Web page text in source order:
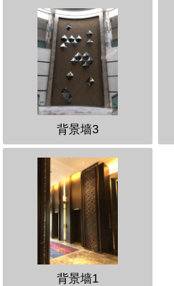
背景墙3
背景墙1